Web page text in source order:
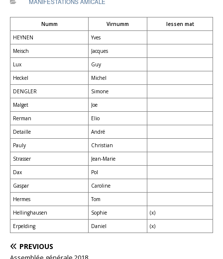
Numm Virnumm
Iessen mat
HEYNEN
Yves
Meisch
Jacques
Lux
Guy
Heckel
Michel
DENGLER
Simone
Malget
Joe
Rerman
Elio
Detaille
André
Pauly
Christian
Strasser
Jean-Marie
Dax
Pol
Gaspar
Caroline
Hermes
Tom
Hellinghausen
Sophie
(x)
Erpelding
Daniel (x)
PREVIOUS